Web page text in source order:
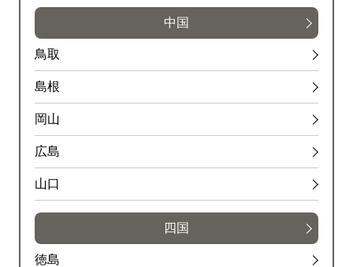
中国
鳥取
島根
岡山
広島
山口
四国
徳島